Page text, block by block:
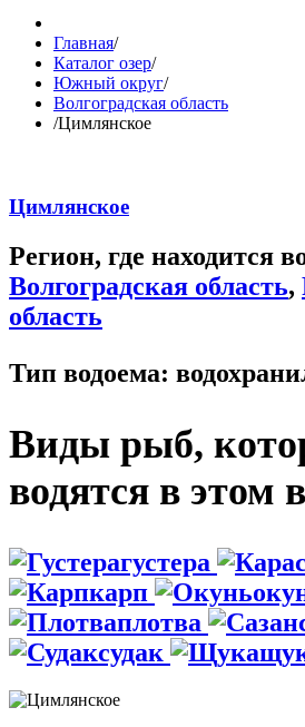
Главная/
Каталог озер/
Южный округ/
Волгоградская область
/Цимлянское
Цимлянское
Регион, где находится
Волгоградская область,
область
Тип водоема:
Виды рыб,
водятся в этом
густера
карп
плотва
судак